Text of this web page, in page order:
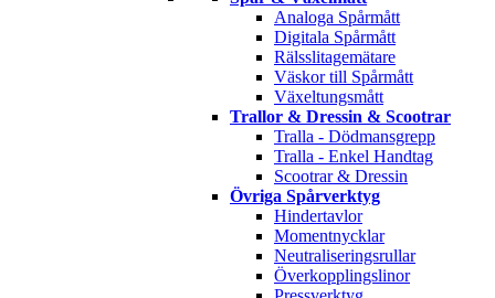
Analoga Spårmått
Digitala Spårmått
Rälsslitagemätare
Väskor till Spårmått
Växeltungsmått
Trallor & Dressin & Scootrar
Tralla - Dödmansgrepp
Tralla - Enkel Handtag
Scootrar & Dressin
Övriga Spårverktyg
Hindertavlor
Momentnycklar
Neutraliseringsrullar
Överkopplingslinor